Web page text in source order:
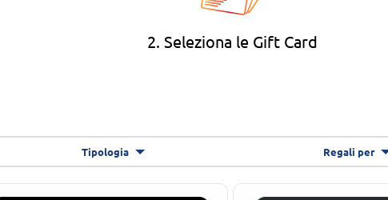
2. Seleziona le Gift Card
Tipologia Regali per